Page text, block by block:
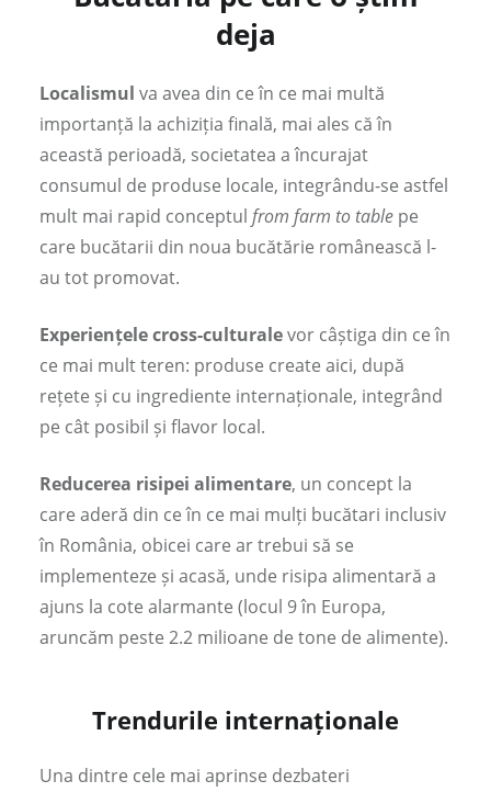
deja
Localismul va avea din ce în ce mai multă
importanță la achiziția finală, mai ales că în
această perioadă, societatea a încurajat
consumul de produse locale, integrându-se astfel
mult mai rapid conceptul from farm to tablepe
care bucătarii din noua bucătărie românească l-
au tot promovat.
Experiențele cross-culturalevor câștiga din ce în
ce mai mult teren: produse create aici, după
rețete și cu ingrediente internaționale, integrând
pe cât posibil și flavor local.
Reducerea risipei alimentare, un concept la
care aderă din ce în ce mai mulți bucătari inclusiv
în România, obicei care ar trebui să se
implementeze și acasă, unde risipa alimentară a
ajuns la cote alarmante (locul 9 în Europa,
aruncăm peste 2.2 milioane de tone de alimente).
Trendurile internaționale
Una dintre cele mai aprinse dezbateri